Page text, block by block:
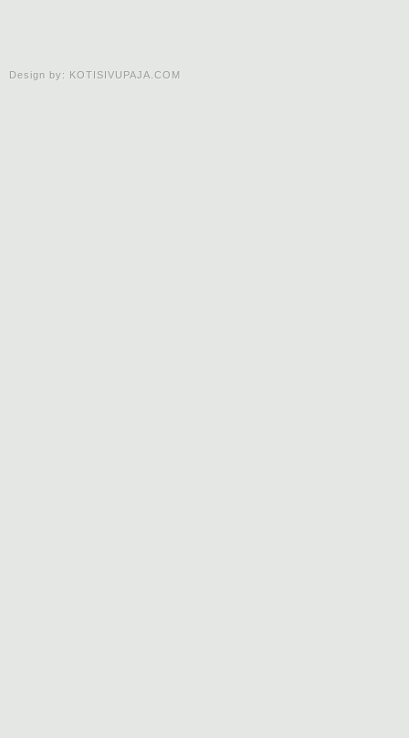
Design by: KOTISIVUPAJA.COM